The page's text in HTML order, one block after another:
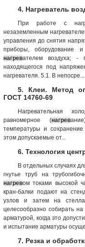
4. Нагреватель
При работе с
незаземленным
управления до снятия
приборы, оборудование
нагревателем воздуха; -
находящегося под
нагревателя. 5.1. В непосре...
5. Клеи. Метод
ГОСТ 14760-69
Нагревательная
равномерное (нагрев
температуры и
этом допускаемые от...
6. Технология
В отдельных случаях
гнутье труб на
нагревом токами высокой
кран-балки подают на
узлов и затем на
целесообразно собирать
арматурой, когда это
и испытание арматуры
7. Резка и